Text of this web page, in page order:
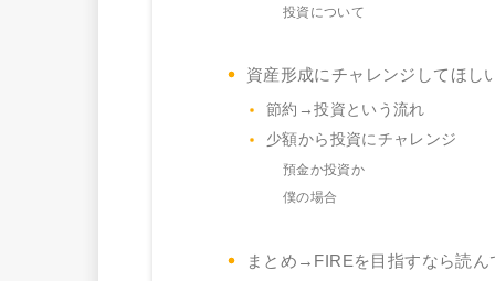
投資について
資産形成にチャレンジしてほし
節約→投資という流れ
少額から投資にチャレンジ
預金か投資か
僕の場合
まとめ→FIREを目指すなら読ん